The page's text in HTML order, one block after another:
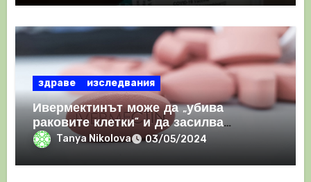
здраве изследвания
Ивермектинът може да „убива
раковите клетки“ и да засилва
имунния отговор
Tanya Nikolova 03/05/2024